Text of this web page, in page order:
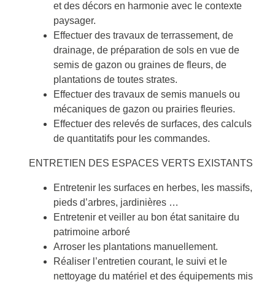
et des décors en harmonie avec le contexte
paysager.
Effectuer des travaux de terrassement, de
drainage, de préparation de sols en vue de
semis de gazon ou graines de fleurs, de
plantations de toutes strates.
Effectuer des travaux de semis manuels ou
mécaniques de gazon ou prairies fleuries.
Effectuer des relevés de surfaces, des calculs
de quantitatifs pour les commandes.
ENTRETIEN DES ESPACES VERTS EXISTANTS
Entretenir les surfaces en herbes, les massifs,
pieds d’arbres, jardinières …
Entretenir et veiller au bon état sanitaire du
patrimoine arboré
Arroser les plantations manuellement.
Réaliser l’entretien courant, le suivi et le
nettoyage du matériel et des équipements mis